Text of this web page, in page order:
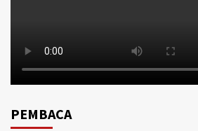
PEMBACA